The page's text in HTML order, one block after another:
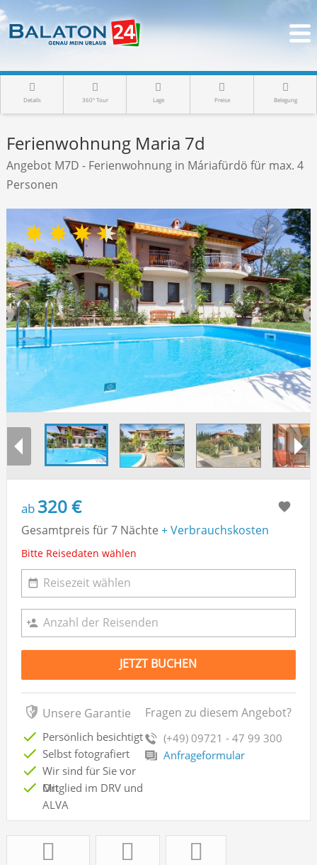
Details 360° Tour Lage Preise Belegung
Ferienwohnung Maria 7d
Angebot M7D - Ferienwohnung in Máriafürdö für max. 4
Personen
ab 320 €
Gesamtpreis für 7 Nächte + Verbrauchskosten
Bitte Reisedaten wählen
JETZT BUCHEN
Unsere Garantie
Persönlich besichtigt
Selbst fotografiert
Wir sind für Sie vor
Ort
Mitglied im DRV und
ALVA
Fragen zu diesem Angebot?
(+49) 09721 - 47 99 300
Anfrageformular